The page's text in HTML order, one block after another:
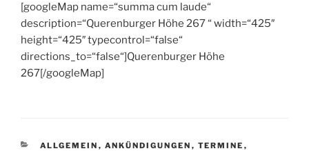
[googleMap name=“summa cum laude“
description=“Querenburger Höhe 267 “ width=“425″
height=“425″ typecontrol=“false“
directions_to=“false“]Querenburger Höhe
267[/googleMap]
KATEGORIEN
ALLGEMEIN , ANKÜNDIGUNGEN , TERMINE ,